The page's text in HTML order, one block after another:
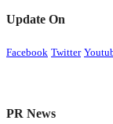
Update On
Facebook Twitter
PR News